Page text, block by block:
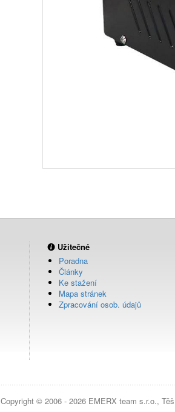
Užitečné
Poradna
Články
Ke stažení
Mapa stránek
Zpracování osob. údajů
Copyright © 2006 - 2026 EMERX team s.r.o.,